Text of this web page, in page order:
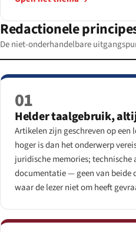
Redactionele
De niet-onderhandelbare
01
Helder taalgebruik,
Artikelen zijn geschreven op
hoger is dan het onderwerp
juridische memories; technische
documentatie — geen van beide
waar de lezer niet om heeft